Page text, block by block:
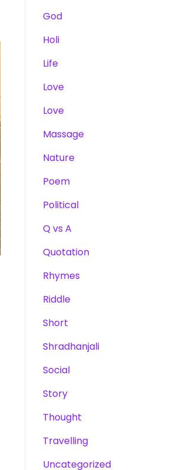
God
Holi
Life
Love
Love
Massage
Nature
Poem
Political
Q vs A
Quotation
Rhymes
Riddle
Short
Shradhanjali
Social
Story
Thought
Travelling
Uncategorized